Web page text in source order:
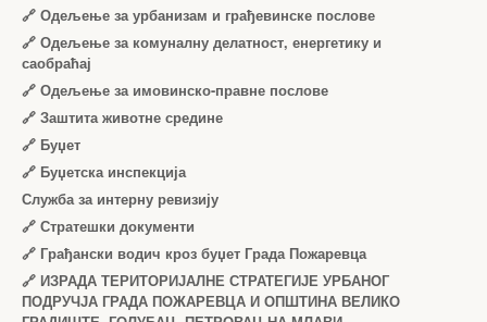
🔗 Одељење за урбанизам и грађевинске послове
🔗 Одељење за комуналну делатност, енергетику и
саобраћај
🔗 Одељење за имовинско-правне послове
🔗 Заштита животне средине
🔗 Буџет
🔗 Буџетска инспекција
Служба за интерну ревизију
🔗 Стратешки документи
🔗 Грађански водич кроз буџет Града Пожаревца
🔗 ИЗРАДА ТЕРИТОРИЈАЛНЕ СТРАТЕГИЈЕ УРБАНОГ
ПОДРУЧЈА ГРАДА ПОЖАРЕВЦА И ОПШТИНА ВЕЛИКО